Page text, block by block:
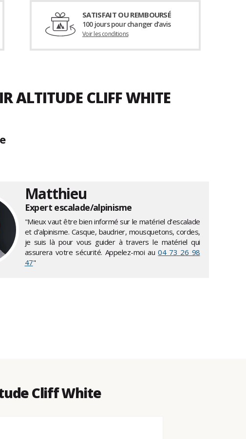
SATISFAIT OU REMBOURSÉ
100 jours pour changer d’avis
Voir les conditions
ALTITUDE CLIFF WHITE
Matthieu
Expert escalade/alpinisme
"Mieux vaut être bien informé sur le matériel d’escalade
et d’alpinisme. Casque, baudrier, mousquetons, cordes,
je suis là pour vous guider à travers le matériel qui
assurera votre sécurité. Appelez-moi au04 73 26 98
47"
Cliff White